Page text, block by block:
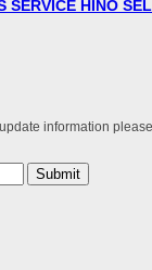
SERVICE HINO
information
Submit